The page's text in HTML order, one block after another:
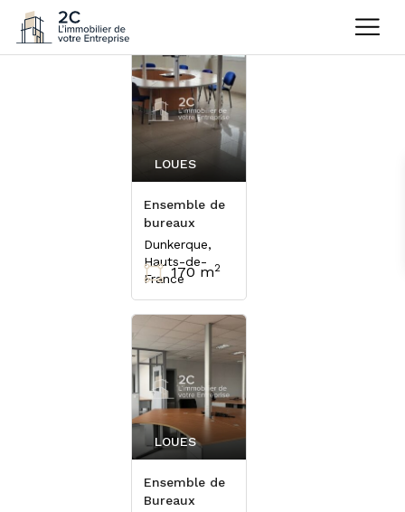
Ensemble de
bureaux
LOUES
Dunkerque,
Hauts-de-
France170 m2
Ensemble de
Bureaux
LOUES